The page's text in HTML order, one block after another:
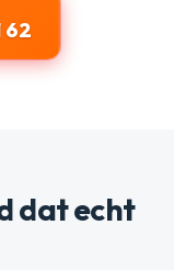
62
dat echt